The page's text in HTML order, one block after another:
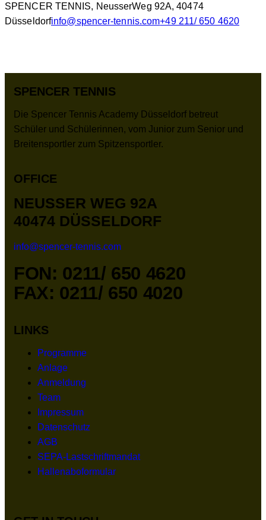
SPENCER TENNIS, NeusserWeg 92A, 40474
Düsseldorfinfo@spencer-tennis.com+49 211/ 650 4620
SPENCER TENNIS
Die Spencer Tennis Academy Düsseldorf betreut
Schüler und Schülerinnen, vom Junior zum Senior und
Breitensportler zum Spitzensportler.
OFFICE
NEUSSER WEG 92A
40474 DÜSSELDORF
info@spencer-tennis.com
FON: 0211/ 650 4620
FAX: 0211/ 650 4020
LINKS
Programme
Anlage
Anmeldung
Team
Impressum
Datenschutz
AGB
SEPA-Lastschriftmandat
Hallenaboformular